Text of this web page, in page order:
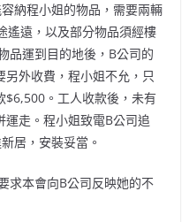
納程小姐的物品，需要兩輛
遙遠，以及部分物品須經樓
品運到目的地後，B公司的
外收費，程小姐不允，只
$6,500。工人收款後，未有
走。程小姐致電B公司追
居，安裝妥當。
求本會向B公司反映她的不